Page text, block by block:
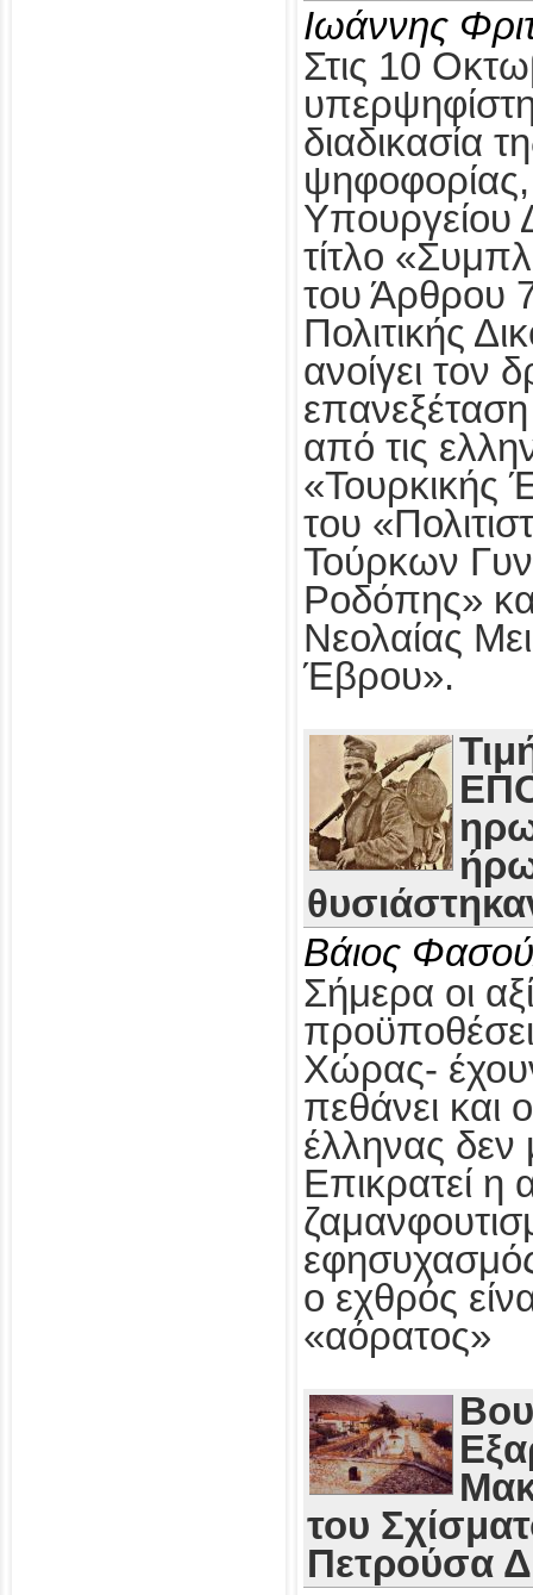
Ιωάννης
Στις 10
διαδικασία
Υπουργείου
τίτλο
του Άρθρου
Πολιτικής
ανοίγει τον
από τις
«Τουρκικής
του
Τούρκων
Ροδόπης»
Νεολαίας
Έβρου».
Βάιος
Σήμερα οι
Χώρας-
πεθάνει και
έλληνας δεν
Επικρατεί η
ο εχθρός
«αόρατος»
του
Πετρούσα